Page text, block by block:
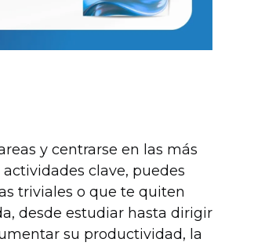
y centrarse en las más
clave, puedes
triviales o que te quiten
desde estudiar hasta dirigir
su productividad, la